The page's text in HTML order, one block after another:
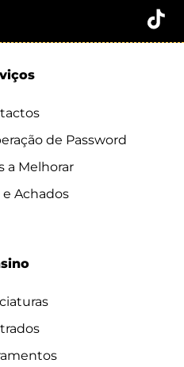
de Password
a Melhorar
Achados